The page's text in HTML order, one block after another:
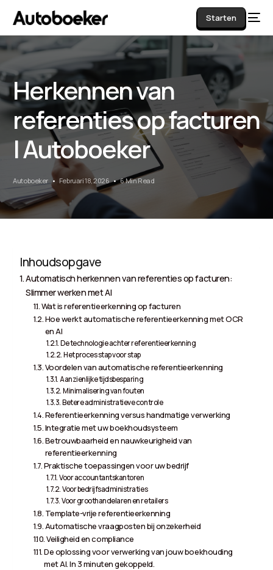
Starten
Herkennen van
referenties op facturen
| Autoboeker
Autoboeker Februari 18, 2026 6 Min Read
Inhoudsopgave
Automatisch herkennen van referenties op facturen:
Slimmer werken met AI
Wat is referentieerkenning op facturen
Hoe werkt automatische referentieerkenning met OCR
en AI
De technologie achter referentieerkenning
Het proces stap voor stap
Voordelen van automatische referentieerkenning
Aanzienlijke tijdsbesparing
Minimalisering van fouten
Betere administratieve controle
Referentieerkenning versus handmatige verwerking
Integratie met uw boekhoudsysteem
Betrouwbaarheid en nauwkeurigheid van
referentieerkenning
Praktische toepassingen voor uw bedrijf
Voor accountantskantoren
Voor bedrijfsadministraties
Voor groothandelaren en retailers
Template-vrije referentieerkenning
Automatische vraagposten bij onzekerheid
Veiligheid en compliance
De oplossing voor verwerking van jouw boekhouding
met AI. In 3 minuten gekoppeld.
AI